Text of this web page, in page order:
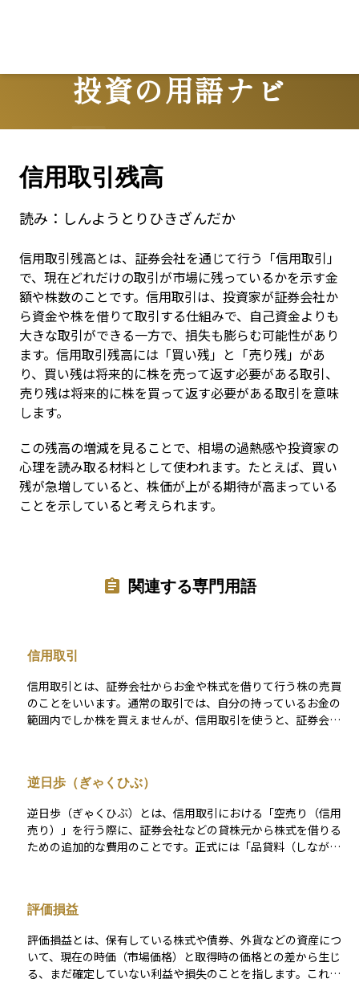
投資の用語ナビ
Terms
信用取引残高
読み： しんようとりひきざんだか
信用取引残高とは、証券会社を通じて行う「信用取引」
で、現在どれだけの取引が市場に残っているかを示す金
額や株数のことです。信用取引は、投資家が証券会社か
ら資金や株を借りて取引する仕組みで、自己資金よりも
大きな取引ができる一方で、損失も膨らむ可能性があり
ます。信用取引残高には「買い残」と「売り残」があ
り、買い残は将来的に株を売って返す必要がある取引、
売り残は将来的に株を買って返す必要がある取引を意味
します。
この残高の増減を見ることで、相場の過熱感や投資家の
心理を読み取る材料として使われます。たとえば、買い
残が急増していると、株価が上がる期待が高まっている
ことを示していると考えられます。
関連する専門用語
信用取引
信用取引とは、証券会社からお金や株式を借りて行う株の売買
のことをいいます。通常の取引では、自分の持っているお金の
範囲内でしか株を買えませんが、信用取引を使うと、証券会社
うに拡大する可能性があるため、リスクも高くなります。信用
取引では、株を「買う」だけでなく、持っていない株を「売る
（空売り）」こともできるため、相場が下がる局面でも利益を
狙うことが可能です。初心者にとっては魅力的に映るかもしれ
ませんが、資金管理や相場の見通しに自信がない段階では慎重
逆日歩（ぎゃくひぶ）
逆日歩（ぎゃくひぶ）とは、信用取引における「空売り（信用
売り）」を行う際に、証券会社などの貸株元から株式を借りる
ための追加的な費用のことです。正式には「品貸料（しながし
日変動する可能性があり、銘柄によっては非常に高額になるこ
ともあるため、空売りを行う際のリスク要因として特に注目さ
れます。また、逆日歩が発生している銘柄は、信用売り残が多
い＝投資家の弱気が集まっているとも読み取れるため、踏み上
げ（ショートスクイーズ）による急騰の前兆とされることもあ
評価損益
評価損益とは、保有している株式や債券、外貨などの資産につ
いて、現在の時価（市場価格）と取得時の価格との差から生じ
る、まだ確定していない利益や損失のことを指します。これは